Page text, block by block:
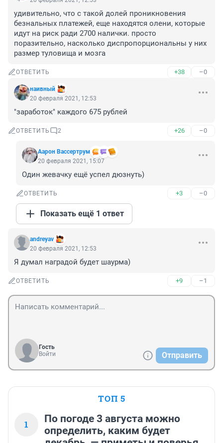
удивительно, что с такой долей проникновения
безнальных платежей, еще находятся олени, которые
идут на риск ради 2700 налички. просто
поразительно, насколько диспропорциональны у них
размер туловища и мозга
ОТВЕТИТЬ +38 –0
наивный
20 февраля 2021, 12:53
"заработок" каждого 675 рублей
ОТВЕТИТЬ 2 +26 –0
Аарон Вассертрум
20 февраля 2021, 15:07
Один жевачку ещё успел дюзнуть)
ОТВЕТИТЬ +3 –0
Показать ещё 1 ответ
andreyav
20 февраля 2021, 12:53
Я думал наградой будет шаурма)
ОТВЕТИТЬ +9 –1
Гость
Войти
Отправить
ТОП 5
1
По погоде 3 августа можно
определить, каким будет